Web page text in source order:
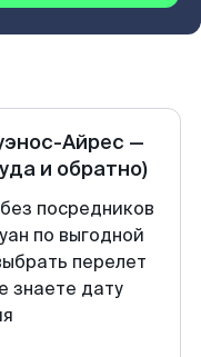
Айрес —
и обратно)
посредников
по выгодной
перелет
знаете дату